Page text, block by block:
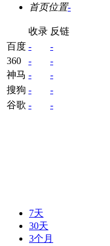
首页位置-
收录 反链
百度 -
-
360
-
-
神马 -
-
搜狗 -
-
谷歌 - -
7天
30天
3个月